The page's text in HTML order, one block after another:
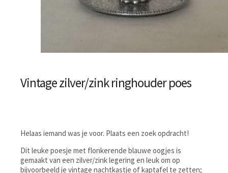
Vintage zilver/zink ringhouder poes
Helaas iemand was je voor. Plaats een zoek opdracht!
Dit leuke poesje met flonkerende blauwe oogjes is
gemaakt van een zilver/zink legering en leuk om op
bijvoorbeeld je vintage nachtkastje of kaptafel te zetten;